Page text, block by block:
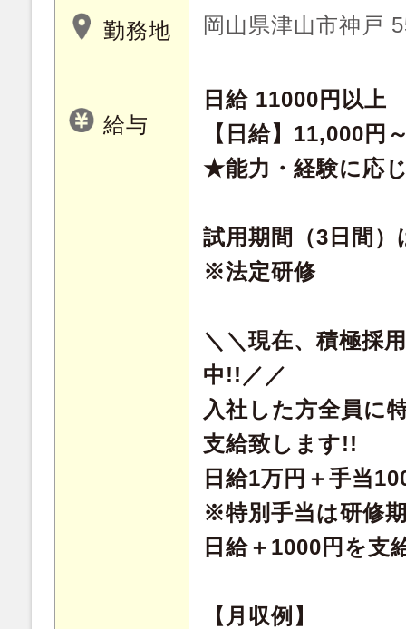
勤務地 岡山県津山市神戸
給与
日給 11000円以上
【日給】11,000円
★能力・経験に応
試用期間（3日間
※法定研修
＼＼現在、積極採
中!!／／
入社した方全員に
支給致します!!
日給1万円＋手当
※特別手当は研修
日給＋1000円を支
【月収例】